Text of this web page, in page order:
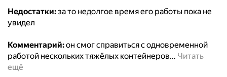
Недостатки:за то недолгое время его работы пока не
увидел
Комментарий:он смог справиться с одновременной
работой нескольких тяжёлых контейнеров… Читать
ещё